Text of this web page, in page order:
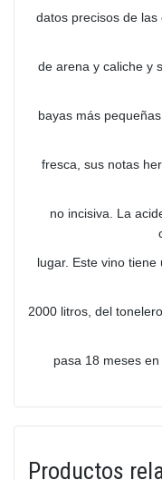
datos precisos de las
de arena y caliche y
bayas más
fresca, sus notas
no incisiva. La
lugar. Este vino
2000 litros, del
pasa 18 meses
Productos